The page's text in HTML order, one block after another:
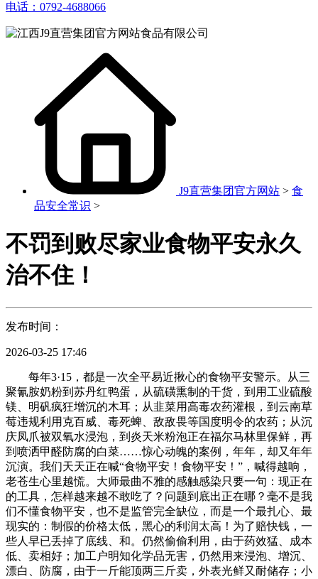
电话：0792-4688066
J9直营集团官方网站 > 食
品安全常识 >
不罚到败尽家业食物平安永久
治不住！
发布时间：
2026-03-25 17:46
每年3·15，都是一次全平易近揪心的食物平安警示。从三
聚氰胺奶粉到苏丹红鸭蛋，从硫磺熏制的干货，到用工业硫酸
镁、明矾疯狂增沉的木耳；从韭菜用高毒农药灌根，到云南草
莓违规利用克百威、毒死蜱、敌敌畏等国度明令的农药；从沉
庆凤爪被双氧水浸泡，到炎天米粉泡正在福尔马林里保鲜，再
到喷洒甲醛防腐的白菜……惊心动魄的案例，年年，却又年年
沉演。我们天天正在喊“食物平安！食物平安！”，喊得越响，
老苍生心里越慌。大师最曲不雅的感触感染只要一句：现正在
的工具，怎样越来越不敢吃了？问题到底出正在哪？毫不是我
们不懂食物平安，也不是监管完全缺位，而是一个最扎心、最
现实的：制假的价格太低，黑心的利润太高！为了赔快钱，一
些人早已丢掉了底线、和。仍然偷偷利用，由于药效猛、成本
低、卖相好；加工户明知化学品无害，仍然用来浸泡、增沉、
漂白、防腐，由于一斤能顶两三斤卖，外表光鲜又耐储存；小